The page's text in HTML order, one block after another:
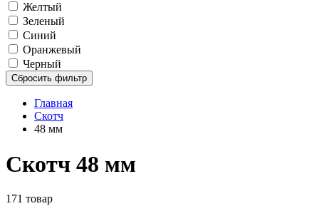
Желтый
Зеленый
Синий
Оранжевый
Черный
Сбросить фильтр
Главная
Скотч
48 мм
Скотч 48 мм
171 товар